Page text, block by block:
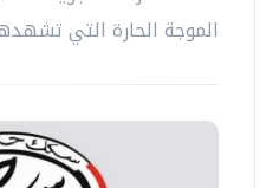
الموجة الحارة التي